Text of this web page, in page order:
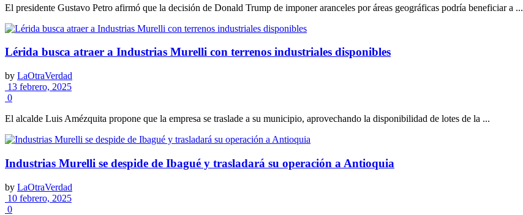
El presidente Gustavo Petro afirmó que la decisión de Donald Trump de imponer aranceles por áreas geográficas podría beneficiar a ...
Lérida busca atraer a Industrias Murelli con terrenos industriales disponibles
by LaOtraVerdad
13 febrero, 2025
0
El alcalde Luis Amézquita propone que la empresa se traslade a su municipio, aprovechando la disponibilidad de lotes de la ...
Industrias Murelli se despide de Ibagué y trasladará su operación a Antioquia
by LaOtraVerdad
10 febrero, 2025
0